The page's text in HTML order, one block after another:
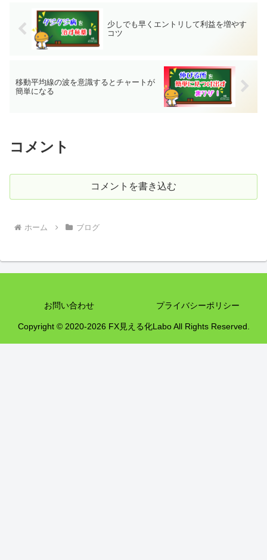
のかを明...
少しでも早くエントリして利益を増やす
コツ
移動平均線の波を意識するとチャートが
簡単になる
コメント
コメントを書き込む
ホーム ブログ
お問い合わせ プライバシーポリシー
Copyright © 2020-2026 FX見える化Labo All Rights Reserved.